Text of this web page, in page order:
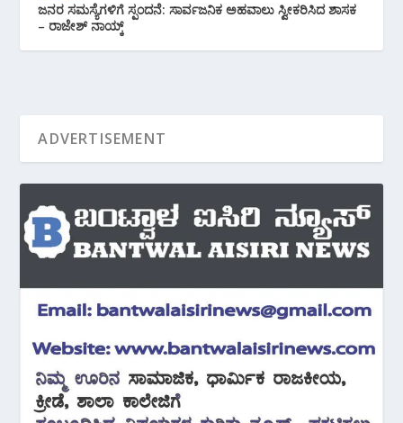
ಜನರ ಸಮಸ್ಯೆಗಳಿಗೆ ಸ್ಪಂದನೆ: ಸಾರ್ವಜನಿಕ ಅಹವಾಲು ಸ್ವೀಕರಿಸಿದ ಶಾಸಕ
– ರಾಜೇಶ್ ನಾಯ್ಕ್